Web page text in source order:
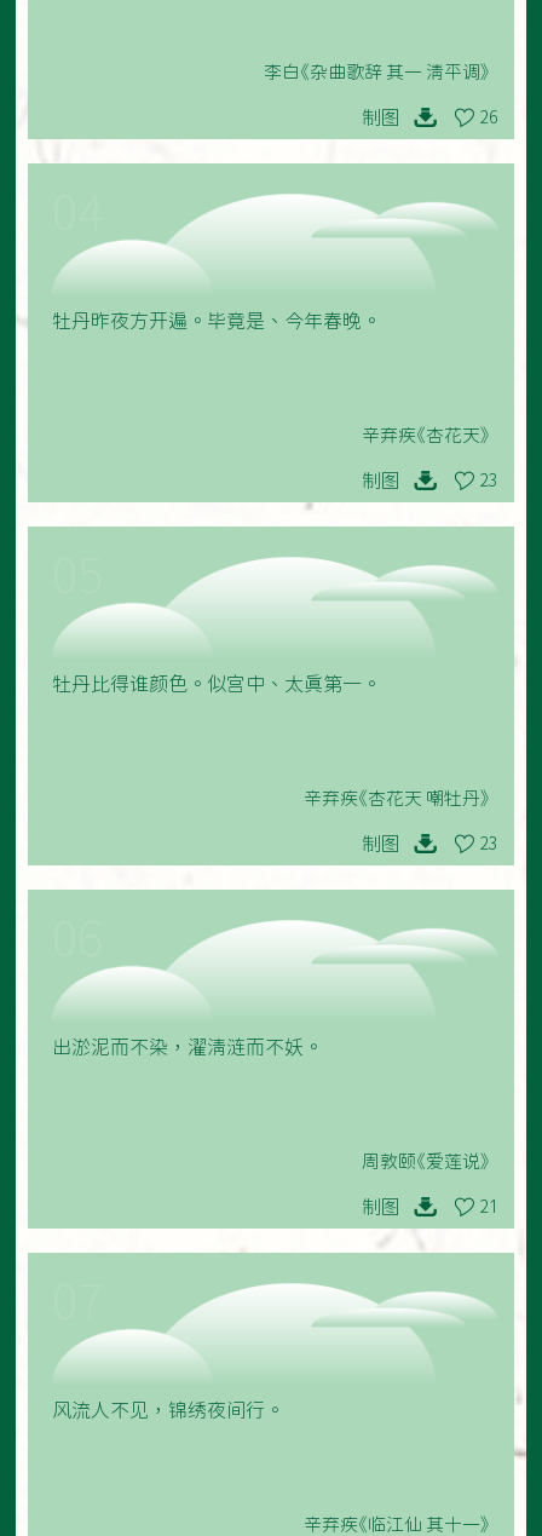
李白《杂曲歌辞 其一 清平调》
制图 26
牡丹昨夜方开遍。毕竟是、今年春晚。
辛弃疾《杏花天》
制图 23
牡丹比得谁颜色。似宫中、太真第一。
辛弃疾《杏花天 嘲牡丹》
制图 23
出淤泥而不染，濯清涟而不妖。
周敦颐《爱莲说》
制图 21
风流人不见，锦绣夜间行。
辛弃疾《临江仙 其十一》